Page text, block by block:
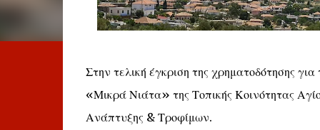
Στην τελική έγκριση της χρηματοδότησης
«Μικρά Νιάτα» της Τοπικής Κοινότητας
Ανάπτυξης & Τροφίμων.